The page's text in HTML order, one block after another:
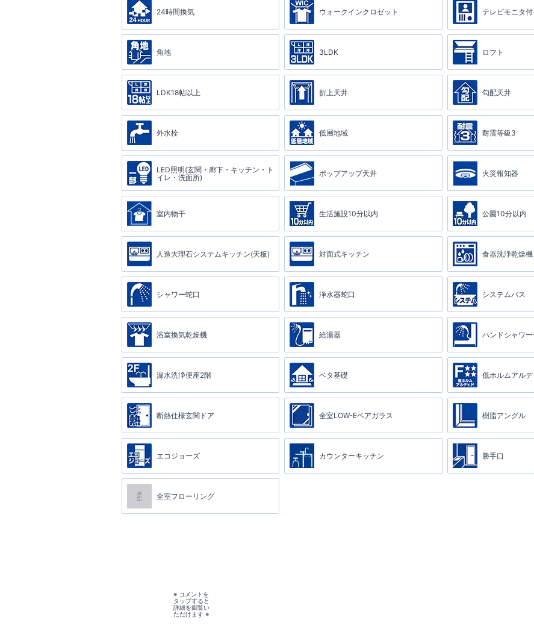
24時間換気 ウォークインクロゼット テレビモニタ
角地 3LDK ロフト
LDK18帖以上 折上天井 勾配天井
外水栓 低層地域 耐震等級3
LED照明(玄関・廊下・キッチン・ト
イレ・洗面所)
ポップアップ天井 火災報知器
室内物干 生活施設10分以内 公園10分以内
人造大理石システムキッチン(天板) 対面式キッチン 食器洗浄乾燥機
シャワー蛇口 浄水器蛇口 システムバス
浴室換気乾燥機 給湯器 ハンドシャワ
温水洗浄便座2階 ベタ基礎 低ホルムアルデ
断熱仕様玄関ドア 全室LOW-Eペアガラス 樹脂アングル
エコジョーズ カウンターキッチン 勝手口
全室フローリング
※ コメントを
タップすると
詳細を御覧い
ただけます ※